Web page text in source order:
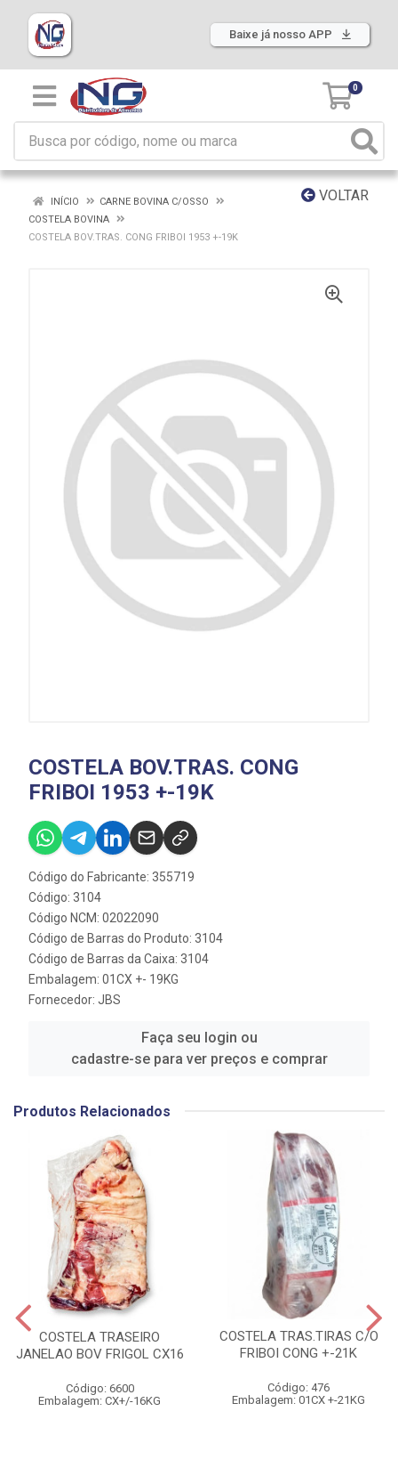
Baixe já nosso APP
0
VOLTAR
INÍCIO
CARNE BOVINA C/OSSO
COSTELA BOVINA
COSTELA BOV.TRAS. CONG FRIBOI 1953 +-19K
COSTELA BOV.TRAS. CONG
FRIBOI 1953 +-19K
Código do Fabricante: 355719
Código: 3104
Código NCM: 02022090
Código de Barras do Produto: 3104
Código de Barras da Caixa: 3104
Embalagem: 01CX +- 19KG
Fornecedor: JBS
Faça seu login ou
cadastre-se para ver preços e comprar
Produtos Relacionados
COSTELA TRASEIRO
JANELAO BOV FRIGOL CX16
Código: 6600
Embalagem: CX+/-16KG
COSTELA TRAS.TIRAS C/O
FRIBOI CONG +-21K
Código: 476
Embalagem: 01CX +-21KG